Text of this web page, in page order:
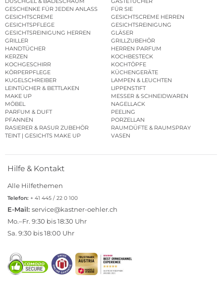
GESCHENKE FÜR JEDEN ANLASS
FÜR SIE
GESICHTSCREME
GESICHTSCREME HERREN
GESICHTSPFLEGE
GESICHTSREINIGUNG
GESICHTSREINIGUNG HERREN
GLÄSER
GRILLER
GRILLZUBEHÖR
HANDTÜCHER
HERREN PARFUM
KERZEN
KOCHBESTECK
KOCHGESCHIRR
KOCHTÖPFE
KÖRPERPFLEGE
KÜCHENGERÄTE
KUGELSCHREIBER
LAMPEN & LEUCHTEN
LEINTÜCHER & BETTLAKEN
LIPPENSTIFT
MAKE UP
MESSER & SCHNEIDWAREN
MÖBEL
NAGELLACK
PARFUM & DUFT
PEELING
PFANNEN
PORZELLAN
RASIERER & RASUR ZUBEHÖR
RAUMDÜFTE & RAUMSPRAY
TEINT | GESICHTS MAKE UP
VASEN
Hilfe & Kontakt
Alle Hilfethemen
Telefon: + 41 445 / 22 0 100
E-Mail: service@kastner-oehler.ch
Mo.–Fr. 9:30 bis 18:30 Uhr
Sa. 9:30 bis 18:00 Uhr